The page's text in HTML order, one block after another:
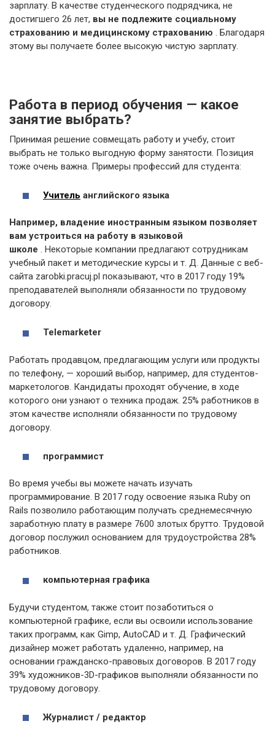
зарплату. В качестве студенческого подрядчика, не
достигшего 26 лет, вы не подлежите социальному
страхованию и медицинскому страхованию . Благодаря
этому вы получаете более высокую чистую зарплату.
Работа в период обучения — какое
занятие выбрать?
Принимая решение совмещать работу и учебу, стоит
выбрать не только выгодную форму занятости. Позиция
тоже очень важна. Примеры профессий для студента:
Учитель английского языка
Например, владение иностранным языком позволяет
вам устроиться на работу в языковой
школе . Некоторые компании предлагают сотрудникам
учебный пакет и методические курсы и т. Д. Данные с веб-
сайта zarobki.pracuj.pl показывают, что в 2017 году 19%
преподавателей выполняли обязанности по трудовому
договору.
Telemarketer
Работать продавцом, предлагающим услуги или продукты
по телефону, — хороший выбор, например, для студентов-
маркетологов. Кандидаты проходят обучение, в ходе
которого они узнают о техника продаж. 25% работников в
этом качестве исполняли обязанности по трудовому
договору.
программист
Во время учебы вы можете начать изучать
программирование. В 2017 году освоение языка Ruby on
Rails позволило работающим получать среднемесячную
заработную плату в размере 7600 злотых брутто. Трудовой
договор послужил основанием для трудоустройства 28%
работников.
компьютерная графика
Будучи студентом, также стоит позаботиться о
компьютерной графике, если вы освоили использование
таких программ, как Gimp, AutoCAD и т. Д. Графический
дизайнер может работать удаленно, например, на
основании гражданско-правовых договоров. В 2017 году
39% художников-3D-графиков выполняли обязанности по
трудовому договору.
Журналист / редактор